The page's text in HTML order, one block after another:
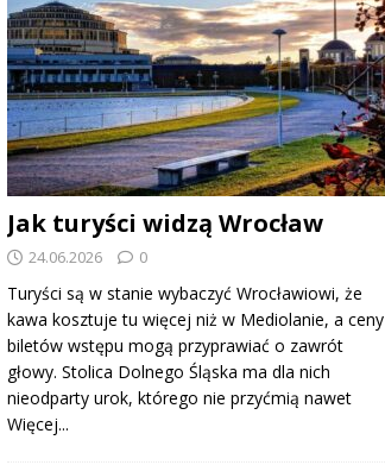
Jak turyści widzą Wrocław
24.06.2026 0
Turyści są w stanie wybaczyć Wrocławiowi, że
kawa kosztuje tu więcej niż w Mediolanie, a ceny
biletów wstępu mogą przyprawiać o zawrót
głowy. Stolica Dolnego Śląska ma dla nich
nieodparty urok, którego nie przyćmią nawet
Więcej...